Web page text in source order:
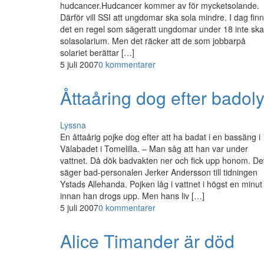
hudcancer.Hudcancer kommer av för mycketsolande.
Därför vill SSI att ungdomar ska sola mindre. I dag
det en regel som sägeratt ungdomar under 18 inte ska
solasolarium. Men det räcker att de som jobbarpå
solariet berättar […]
5 juli 20070 kommentarer
Åttaåring dog efter
Lyssna
En åttaårig pojke dog efter att ha badat i en bassäng i
Välabadet i Tomelilla. – Man såg att han var under
vattnet. Då dök badvakten ner och fick upp honom.
säger bad-personalen Jerker Andersson till tidningen
Ystads Allehanda. Pojken låg i vattnet i högst en minut
innan han drogs upp. Men hans liv […]
5 juli 20070 kommentarer
Alice Timander är död